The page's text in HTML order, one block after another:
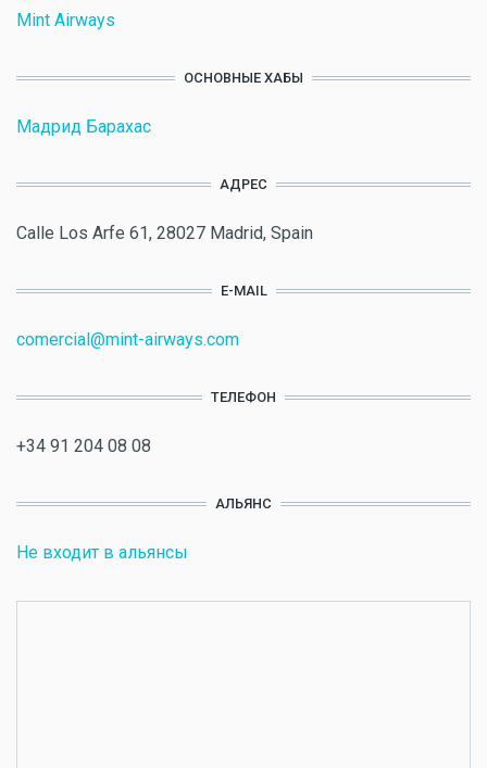
Mint Airways
ОСНОВНЫЕ ХАБЫ
Мадрид Барахас
АДРЕС
Calle Los Arfe 61, 28027 Madrid, Spain
E-MAIL
comercial@mint-airways.com
ТЕЛЕФОН
+34 91 204 08 08
АЛЬЯНС
Не входит в альянсы